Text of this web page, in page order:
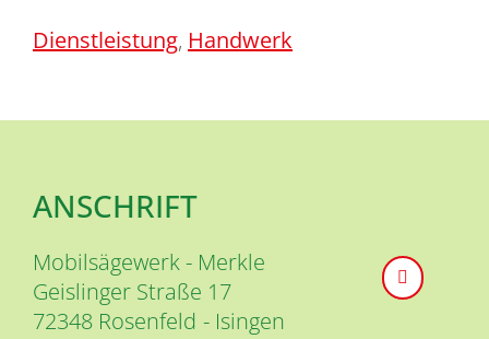
Dienstleistung, Handwerk
ANSCHRIFT
Mobilsägewerk - Merkle
Isingen
Geislinger Straße 17
72348 Rosenfeld